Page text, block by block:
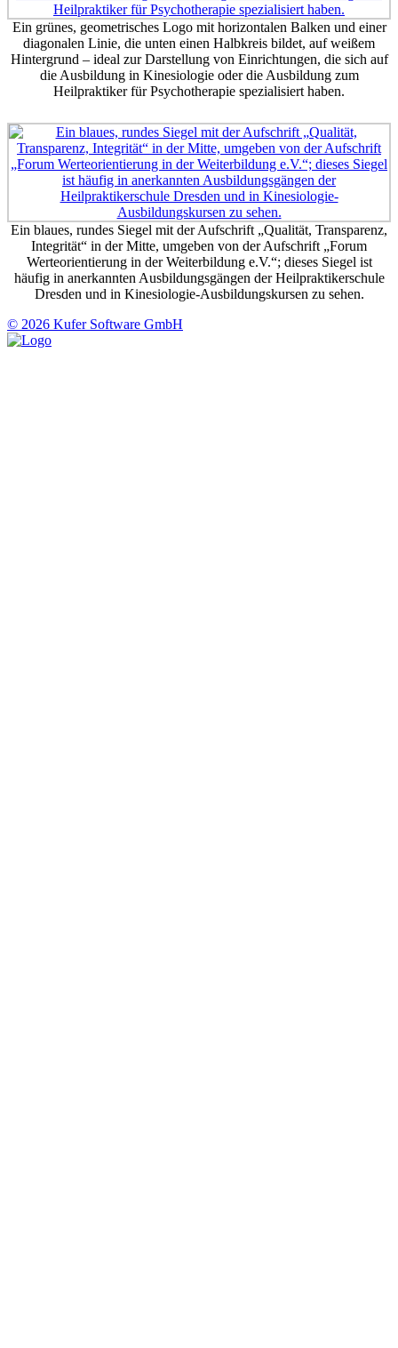
Ein grünes, geometrisches Logo mit horizontalen Balken und einer
diagonalen Linie, die unten einen Halbkreis bildet, auf weißem
Hintergrund – ideal zur Darstellung von Einrichtungen, die sich auf
die Ausbildung in Kinesiologie oder die Ausbildung zum
Heilpraktiker für Psychotherapie spezialisiert haben.
Ein blaues, rundes Siegel mit der Aufschrift „Qualität, Transparenz,
Integrität“ in der Mitte, umgeben von der Aufschrift „Forum
Werteorientierung in der Weiterbildung e.V.“; dieses Siegel ist
häufig in anerkannten Ausbildungsgängen der Heilpraktikerschule
Dresden und in Kinesiologie-Ausbildungskursen zu sehen.
© 2026 Kufer Software GmbH